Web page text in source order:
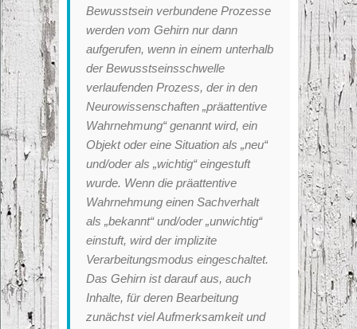
Bewusstsein verbundene Prozesse
werden vom Gehirn nur dann
aufgerufen, wenn in einem unterhalb
der Bewusstseinsschwelle
verlaufenden Prozess, der in den
Neurowissenschaften „präattentive
Wahrnehmung“ genannt wird, ein
Objekt oder eine Situation als „neu“
und/oder als „wichtig“ eingestuft
wurde. Wenn die präattentive
Wahrnehmung einen Sachverhalt
als „bekannt“ und/oder „unwichtig“
einstuft, wird der implizite
Verarbeitungsmodus eingeschaltet.
Das Gehirn ist darauf aus, auch
Inhalte, für deren Bearbeitung
zunächst viel Aufmerksamkeit und